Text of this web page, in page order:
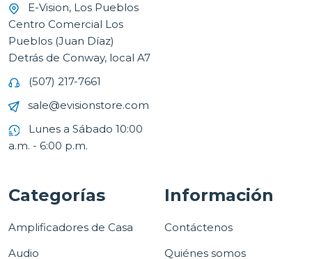
E-Vision, Los Pueblos
Centro Comercial Los
Pueblos (Juan Díaz)
Detrás de Conway, local A7
(507) 217-7661
sale@evisionstore.com
Lunes a Sábado 10:00
a.m. - 6:00 p.m.
Categorías
Amplificadores de Casa
Audio
Información
Contáctenos
Quiénes somos